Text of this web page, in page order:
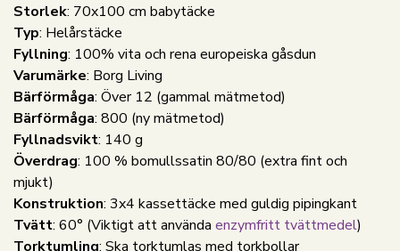
Storlek: 70x100 cm babytäcke
Typ: Helårstäcke
Fyllning: 100% vita och rena europeiska gåsdun
Varumärke: Borg Living
Bärförmåga: Över 12 (gammal mätmetod)
Bärförmåga: 800 (ny mätmetod)
Fyllnadsvikt: 140 g
Överdrag: 100 % bomullssatin 80/80 (extra fint och
mjukt)
Konstruktion: 3x4 kassettäcke med guldig pipingkant
Tvätt: 60° (Viktigt att använda enzymfritt tvättmedel)
Torktumling: Ska torktumlas med torkbollar